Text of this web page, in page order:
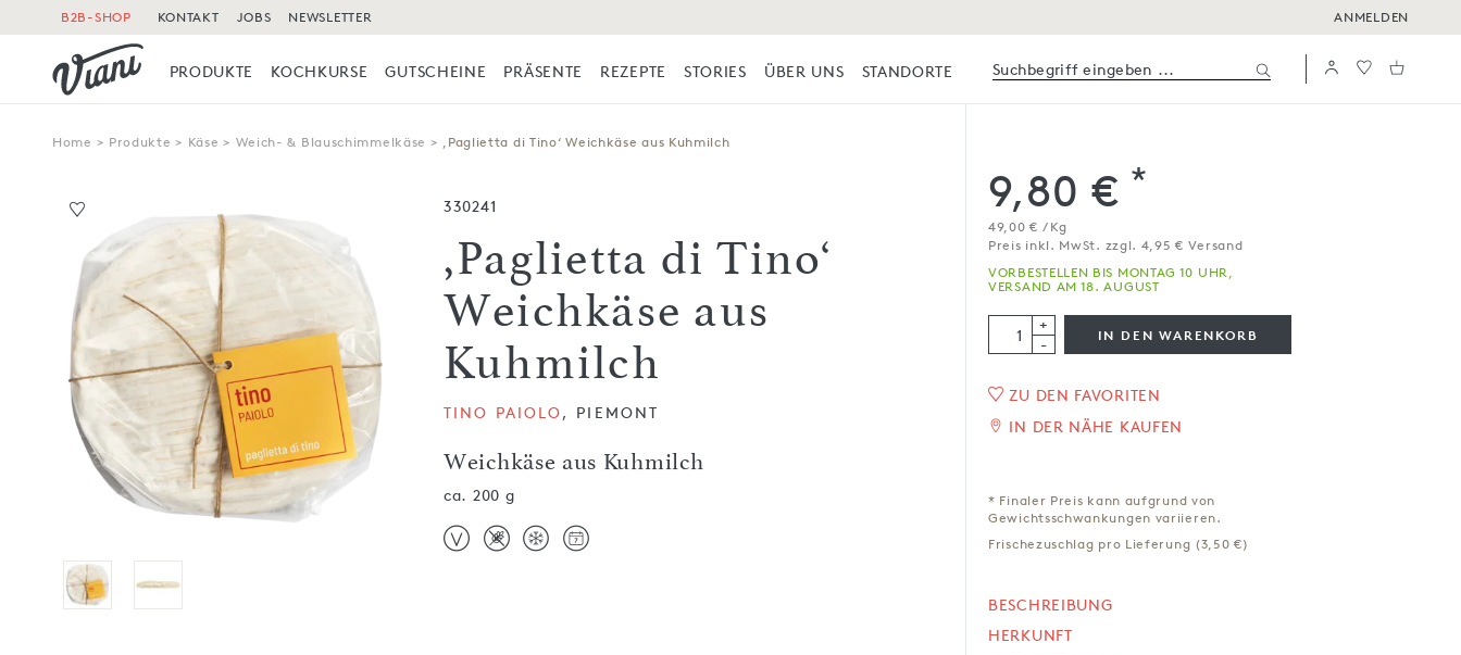
B2B-SHOP KONTAKT JOBS NEWSLETTER ANMELDEN
PRODUKTE KOCHKURSE GUTSCHEINE PRÄSENTE REZEPTE STORIES ÜBER UNS STANDORTE
Home > Produkte > Käse > Weich- & Blauschimmelkäse > ,Paglietta di Tino‘ Weichkäse aus Kuhmilch
Weichkäse aus Kuhmilch
9,80 €
49,00 € / Kg
330241
,Paglietta di Tino‘
Weichkäse aus
Kuhmilch
Weichkäse aus Kuhmilch
TINO PAIOLO, PIEMONT
ca. 200 g
VORBESTELLEN BIS MONTAG 10 UHR,
VERSAND AM 18. AUGUST
9,80 € *
49,00 € / Kg
Preis inkl. MwSt. zzgl. 4,95 € Versand
+
-
IN DEN WARENKORB
ZU DEN FAVORITEN
IN DER NÄHE KAUFEN
* Finaler Preis kann aufgrund von
Gewichtsschwankungen variieren.
Frischezuschlag pro Lieferung (3,50 €)
BESCHREIBUNG
HERKUNFT